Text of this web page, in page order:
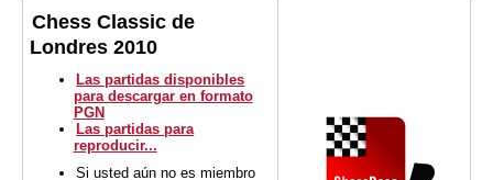
Chess Classic de
Londres 2010
Las partidas disponibles
para descargar en formato
PGN
Las partidas para
reproducir...
Si usted aún no es miembro